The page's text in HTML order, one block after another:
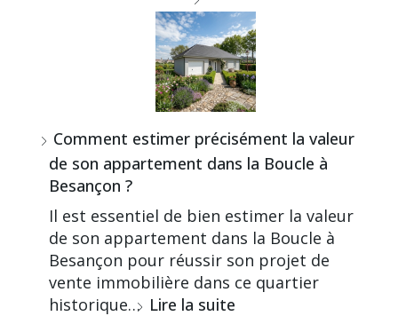
Comment estimer précisément la valeur
de son appartement dans la Boucle à
Besançon ?
Il est essentiel de bien estimer la valeur
de son appartement dans la Boucle à
Besançon pour réussir son projet de
vente immobilière dans ce quartier
historique… Lire la suite